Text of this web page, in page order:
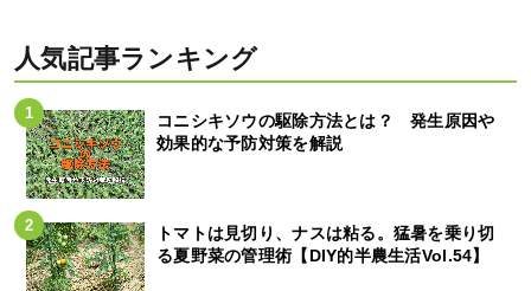
人気記事ランキング
コニシキソウの駆除方法とは？ 発生原因や
効果的な予防対策を解説
トマトは見切り、ナスは粘る。猛暑を乗り切
る夏野菜の管理術【DIY的半農生活Vol.54】